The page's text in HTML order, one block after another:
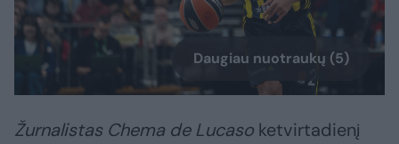
Daugiau nuotraukų (5)
Žurnalistas Chema de Lucaso ketvirtadienį